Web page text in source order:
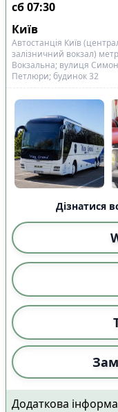
сб07:30
Київ
Автостанція Київ
залізничний вокзал)
Вокзальна; вулиця
Петлюри; будинок 32
Дізнатися
Додаткова